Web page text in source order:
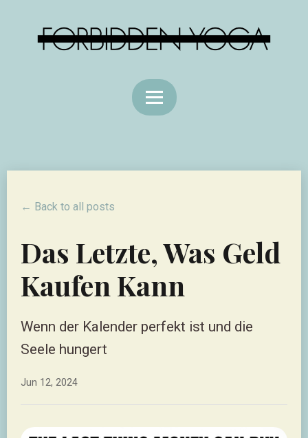
← Back to all posts
Das Letzte, Was Geld
Kaufen Kann
Wenn der Kalender perfekt ist und die
Seele hungert
Jun 12, 2024